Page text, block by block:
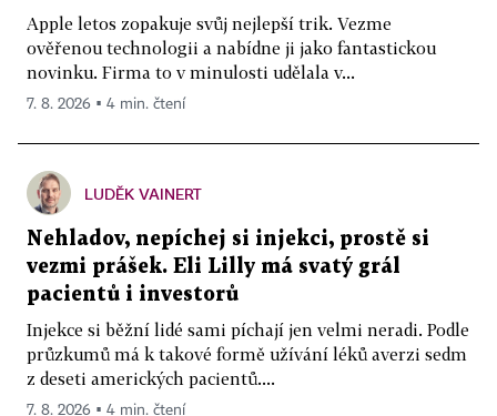
Apple letos zopakuje svůj nejlepší trik. Vezme
ověřenou technologii a nabídne ji jako fantastickou
novinku. Firma to v minulosti udělala v...
7. 8. 2026 ▪ 4 min. čtení
LUDĚK VAINERT
Nehladov, nepíchej si injekci, prostě si
vezmi prášek. Eli Lilly má svatý grál
pacientů i investorů
Injekce si běžní lidé sami píchají jen velmi neradi. Podle
průzkumů má k takové formě užívání léků averzi sedm
z deseti amerických pacientů....
7. 8. 2026 ▪ 4 min. čtení